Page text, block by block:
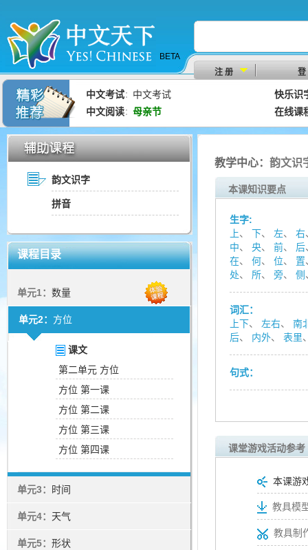
BETA
注 册
登
中文考试： 中文考试
快乐识
中文阅读： 母亲节 在线课
韵文识字
拼音
课程目录
单元1： 数量
单元2： 方位
课文
第二单元 方位
方位 第一课
方位 第二课
方位 第三课
方位 第四课
单元3： 时间
单元4： 天气
单元5： 形状
教学中心： 韵文识
本课知识要点
生字:
上、 下、 左、 右
中、 央、 前、 后
在、 何、 位、 置
处、 所、 旁、 侧
词汇：
上下、 左右、 南
后、 内外、 表里
句式：
课堂游戏活动参考
本课游
教具模
教具制